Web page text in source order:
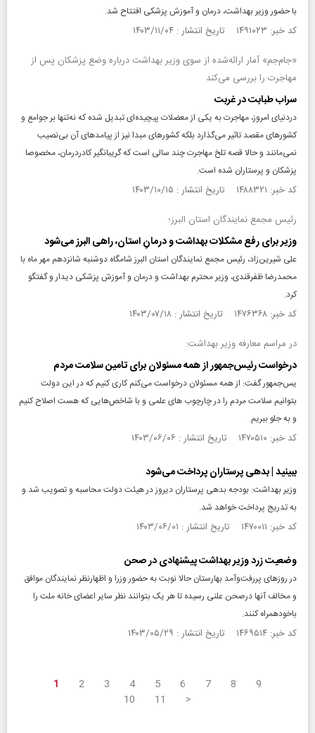
با حضور وزیر بهداشت، درمان و آموزش پزشکی افتتاح شد.
کد خبر: ۱۴۹۱۰۲۳ تاریخ انتشار : ۱۴۰۳/۱۱/۰۴
«جام‌جم» آمار ارائه‌شده از سوی وزیر بهداشت درباره وضع پزشکان پس از
مهاجرت را بررسی می‌کند
سراب طبابت در غربت
دردنیای امروز، مهاجرت به یکی از معضلات پیچیده‌ای تبدیل شده که نه‌تنها بر جوامع و
کشورهای مقصد تاثیر می‌‌گذارد بلکه کشورهای مبدا نیز از پیامدهای آن بی‌نصیب
نمی‌مانند و حالا قصه تلخ مهاجرت چند سالی است که گریبانگیر کادردرمان، مخصوصا
پزشکان و پرستاران شده است.
کد خبر: ۱۴۸۸۳۲۱ تاریخ انتشار : ۱۴۰۳/۱۰/۱۵
رئیس مجمع نمایندگان استان البرز؛
وزیر برای رفع مشکلات بهداشت و درمانِ استان، راهی البرز می‌شود
علی شیرین‌زاد، رئیس مجمع نمایندگان استان البرز شامگاه دوشنبه شانزدهم مهر ماه با
محمدرضا ظفرقندی، وزیر محترم بهداشت و درمان و آموزش پزشکی دیدار و گفتگو
کرد.
کد خبر: ۱۴۷۶۳۶۸ تاریخ انتشار : ۱۴۰۳/۰۷/۱۸
در مراسم معارفه وزیر بهداشت:
درخواست رئیس‌جمهور از همه مسئولان برای تامین سلامت مردم
یس‌جمهور گفت: از همه مسئولان درخواست می‌کنم کاری کنیم که در این دولت
بتوانیم سلامت مردم را در چارچوب های علمی و با شاخص‌هایی که هست اصلاح کنیم
و به جلو ببریم.
کد خبر: ۱۴۷۰۵۱۰ تاریخ انتشار : ۱۴۰۳/۰۶/۰۶
ببینید | بدهی پرستاران پرداخت می‌شود
وزیر بهداشت: بودجه بدهی پرستاران دیروز در هیئت دولت محاسبه و تصویب شد و
به تدریج پرداخت خواهد شد.
کد خبر: ۱۴۷۰۰۱۱ تاریخ انتشار : ۱۴۰۳/۰۶/۰۱
وضعیت زرد وزیر بهداشت پیشنهادی در صحن
در روزهای پر‌رفت‌و‌آمد بهارستان حالا نوبت به حضور وزرا و اظهارنظر نمایندگان موافق
و مخالف آنها درصحن علنی رسیده تا هر یک بتوانند نظر سایر اعضای خانه ملت را
باخودهمراه کنند.
کد خبر: ۱۴۶۹۵۱۴ تاریخ انتشار : ۱۴۰۳/۰۵/۲۹
1 2 3 4 5 6 7 8
9
10
11 >